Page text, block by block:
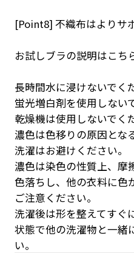
[Point8] 不織布はよりサ
お試しブラの説明はこち
長時間水に浸けないでく
蛍光増白剤を使用しない
乾燥機は使用しないでく
濃色は色移りの原因とな
洗濯はお避けください。
濃色は染色の性質上、摩
色落ちし、他の衣料に色
ご注意ください。
洗濯後は形を整えてすぐ
状態で他の洗濯物と一緒
い。